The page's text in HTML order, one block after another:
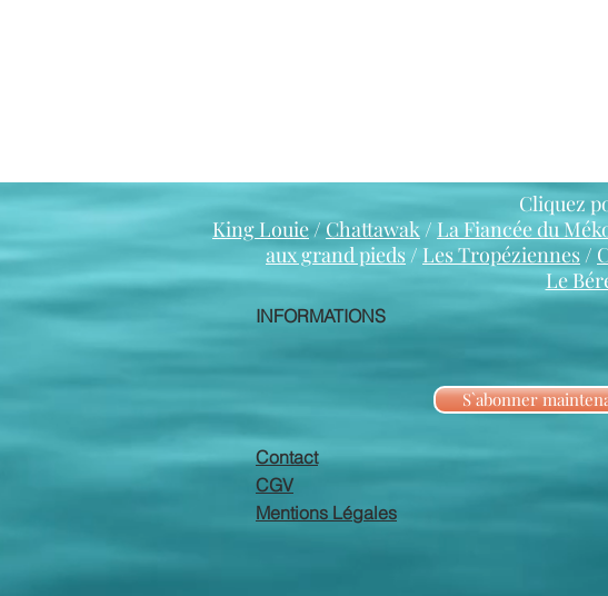
Cliquez
King Louie/ Chattawak / La Fiancée du
aux grand pieds / Les Tropéziennes /
Le
INFORMATIONS
Contact
S`abonner
CGV
Mentions Légales